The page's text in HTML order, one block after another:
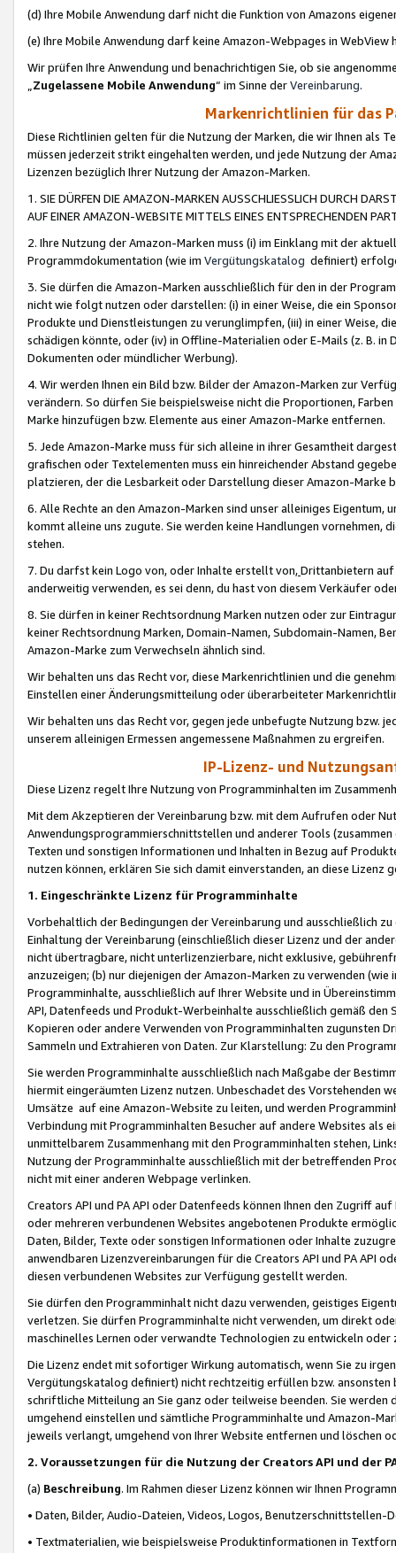
(d) Ihre Mobile Anwendung darf nicht die Funktion von Amazons
(e) Ihre Mobile Anwendung darf keine Amazon-Webpages in WebView
Wir prüfen Ihre Anwendung und benachrichtigen Sie, ob sie
„Zugelassene Mobile Anwendung“ im Sinne derVereinbarung.
Markenrichtlinien für das
Diese Richtlinien gelten für die Nutzung der Marken, die wir Ihnen als
müssen jederzeit strikt eingehalten werden, und jede Nutzung der
Lizenzen bezüglich Ihrer Nutzung der Amazon-Marken.
1. SIE DÜRFEN DIE AMAZON-MARKEN AUSSCHLIESSLICH DURCH
AUF EINER AMAZON-WEBSITE MITTELS EINES ENTSPRECHENDEN
2. Ihre Nutzung der Amazon-Marken muss (i) im Einklang mit der
Programmdokumentation (wie im Vergütungskatalog definiert)
3. Sie dürfen die Amazon-Marken ausschließlich für den in der
nicht wie folgt nutzen oder darstellen: (i) in einer Weise, die ein
Produkte und Dienstleistungen zu verunglimpfen, (iii) in einer Weise,
schädigen könnte, oder (iv) in Offline-Materialien oder E-Mails (z. B. in
Dokumenten oder mündlicher Werbung).
4. Wir werden Ihnen ein Bild bzw. Bilder der Amazon-Marken zur
verändern. So dürfen Sie beispielsweise nicht die Proportionen,
Marke hinzufügen bzw. Elemente aus einer Amazon-Marke entfernen.
5. Jede Amazon-Marke muss für sich alleine in ihrer Gesamtheit
grafischen oder Textelementen muss ein hinreichender Abstand
platzieren, der die Lesbarkeit oder Darstellung dieser Amazon-Marke
6. Alle Rechte an den Amazon-Marken sind unser alleiniges
kommt alleine uns zugute. Sie werden keine Handlungen vornehmen,
stehen.
7. Du darfst kein Logo von, oder Inhalte erstellt von,Drittanbietern auf
anderweitig verwenden, es sei denn, du hast von diesem Verkäufer
8. Sie dürfen in keiner Rechtsordnung Marken nutzen oder zur
keiner Rechtsordnung Marken, Domain-Namen, Subdomain-Namen,
Amazon-Marke zum Verwechseln ähnlich sind.
Wir behalten uns das Recht vor, diese Markenrichtlinien und die
Einstellen einer Änderungsmitteilung oder überarbeiteter
Wir behalten uns das Recht vor, gegen jede unbefugte Nutzung bzw.
unserem alleinigen Ermessen angemessene Maßnahmen zu ergreifen.
IP-Lizenz- und
Diese Lizenz regelt Ihre Nutzung von Programminhalten im
Mit dem Akzeptieren der Vereinbarung bzw. mit dem Aufrufen oder
Anwendungsprogrammierschnittstellen und anderer Tools (zusammen
Texten und sonstigen Informationen und Inhalten in Bezug auf
nutzen können, erklären Sie sich damit einverstanden, an diese Lizenz
1. Eingeschränkte Lizenz für Programminhalte
Vorbehaltlich der Bedingungen der Vereinbarung und ausschließlich
Einhaltung der Vereinbarung (einschließlich dieser Lizenz und der
nicht übertragbare, nicht unterlizenzierbare, nicht exklusive,
anzuzeigen; (b) nur diejenigen der Amazon-Marken zu verwenden
Programminhalte, ausschließlich auf Ihrer Website und in
API, Datenfeeds und Produkt-Werbeinhalte ausschließlich gemäß
Kopieren oder andere Verwenden von Programminhalten zugunsten
Sammeln und Extrahieren von Daten. Zur Klarstellung: Zu den
Sie werden Programminhalte ausschließlich nach Maßgabe der
hiermit eingeräumten Lizenz nutzen. Unbeschadet des Vorstehenden
Umsätze auf eine Amazon-Website zu leiten, und werden
Verbindung mit Programminhalten Besucher auf andere Websites als
unmittelbarem Zusammenhang mit den Programminhalten stehen,
Nutzung der Programminhalte ausschließlich mit der betreffenden
nicht mit einer anderen Webpage verlinken.
Creators API und PA API oder Datenfeeds können Ihnen den Zugriff
oder mehreren verbundenen Websites angebotenen Produkte
Daten, Bilder, Texte oder sonstigen Informationen oder Inhalte
anwendbaren Lizenzvereinbarungen für die Creators API und PA API
diesen verbundenen Websites zur Verfügung gestellt werden.
Sie dürfen den Programminhalt nicht dazu verwenden, geistiges
verletzen. Sie dürfen Programminhalte nicht verwenden, um direkt
maschinelles Lernen oder verwandte Technologien zu entwickeln
Die Lizenz endet mit sofortiger Wirkung automatisch, wenn Sie zu
Vergütungskatalog definiert) nicht rechtzeitig erfüllen bzw. ansonsten
schriftliche Mitteilung an Sie ganz oder teilweise beenden. Sie werden
umgehend einstellen und sämtliche Programminhalte und Amazon-
jeweils verlangt, umgehend von Ihrer Website entfernen und löschen
2. Voraussetzungen für die Nutzung der Creators API und der
(a) Beschreibung. Im Rahmen dieser Lizenz können wir Ihnen
• Daten, Bilder, Audio-Dateien, Videos, Logos, Benutzerschnittstellen-
• Textmaterialien, wie beispielsweise Produktinformationen in